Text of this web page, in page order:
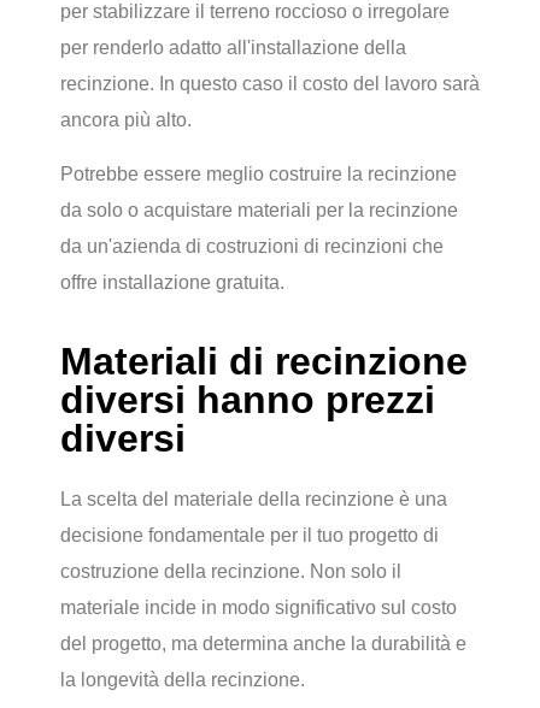
per stabilizzare il terreno roccioso o irregolare
per renderlo adatto all'installazione della
recinzione. In questo caso il costo del lavoro sarà
ancora più alto.
Potrebbe essere meglio costruire la recinzione
da solo o acquistare materiali per la recinzione
da un'azienda di costruzioni di recinzioni che
offre installazione gratuita.
Materiali di recinzione
diversi hanno prezzi
diversi
La scelta del materiale della recinzione è una
decisione fondamentale per il tuo progetto di
costruzione della recinzione. Non solo il
materiale incide in modo significativo sul costo
del progetto, ma determina anche la durabilità e
la longevità della recinzione.